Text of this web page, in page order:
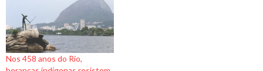
Nos 458 anos do Rio,